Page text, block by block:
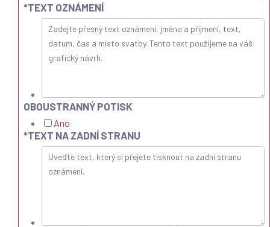
*TEXT OZNÁMENÍ
OBOUSTRANNÝ POTISK
Ano
*TEXT NA ZADNÍ STRANU